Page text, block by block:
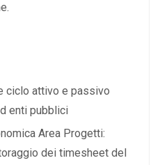
ciclo attivo e passivo
enti pubblici
Area Progetti:
dei timesheet del